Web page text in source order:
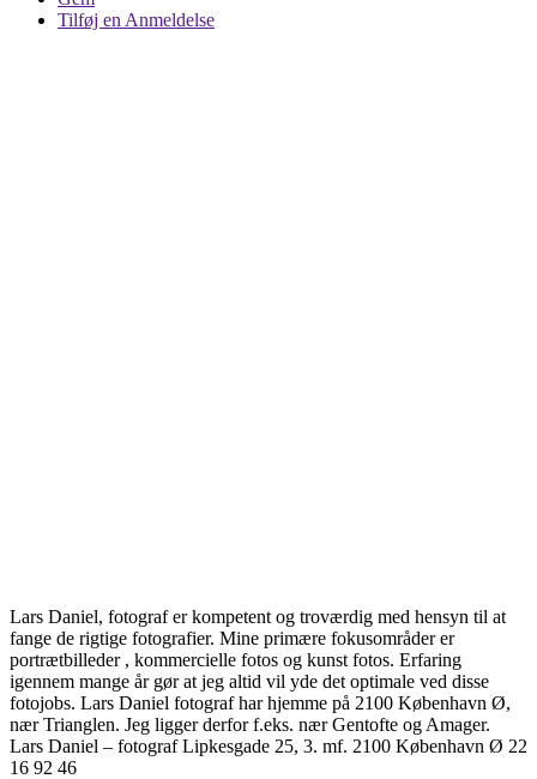
Tilføj en Anmeldelse
Lars Daniel, fotograf er kompetent og troværdig med hensyn til at
fange de rigtige fotografier. Mine primære fokusområder er
portrætbilleder , kommercielle fotos og kunst fotos. Erfaring
igennem mange år gør at jeg altid vil yde det optimale ved disse
fotojobs. Lars Daniel fotograf har hjemme på 2100 København Ø,
nær Trianglen. Jeg ligger derfor f.eks. nær Gentofte og Amager.
Lars Daniel – fotograf Lipkesgade 25, 3. mf. 2100 København Ø 22
16 92 46